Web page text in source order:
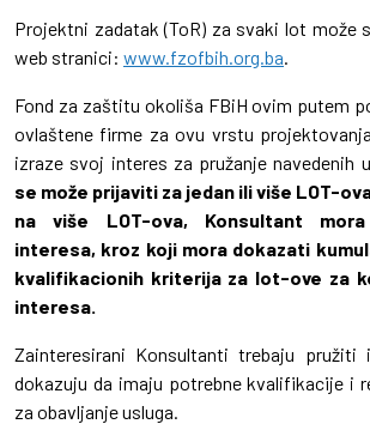
Projektni zadatak (ToR) za svaki lot može
web stranici: www.fzofbih.org.ba
Fond za zaštitu okoliša FBiH ovim putem
ovlaštene firme za ovu vrstu projektovanja
izraze svoj interes za pružanje navedenih
se može prijaviti za jedan ili više LOT-
na više LOT-ova, Konsultant
interesa, kroz koji mora dokazati
kvalifikacionih kriterija za lot-ove za
interesa.
Zainteresirani Konsultanti trebaju pružiti
dokazuju da imaju potrebne kvalifikacije i
za obavljanje usluga.